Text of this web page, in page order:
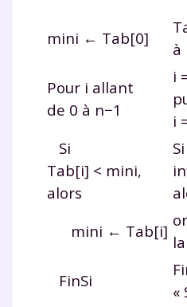
mini ← Tab[0]
à
Pour i allant
de 0 à n−1
i
i
Si
Tab[i] < mini,
alors
Si
mini ← Tab[i]
FinSi
«